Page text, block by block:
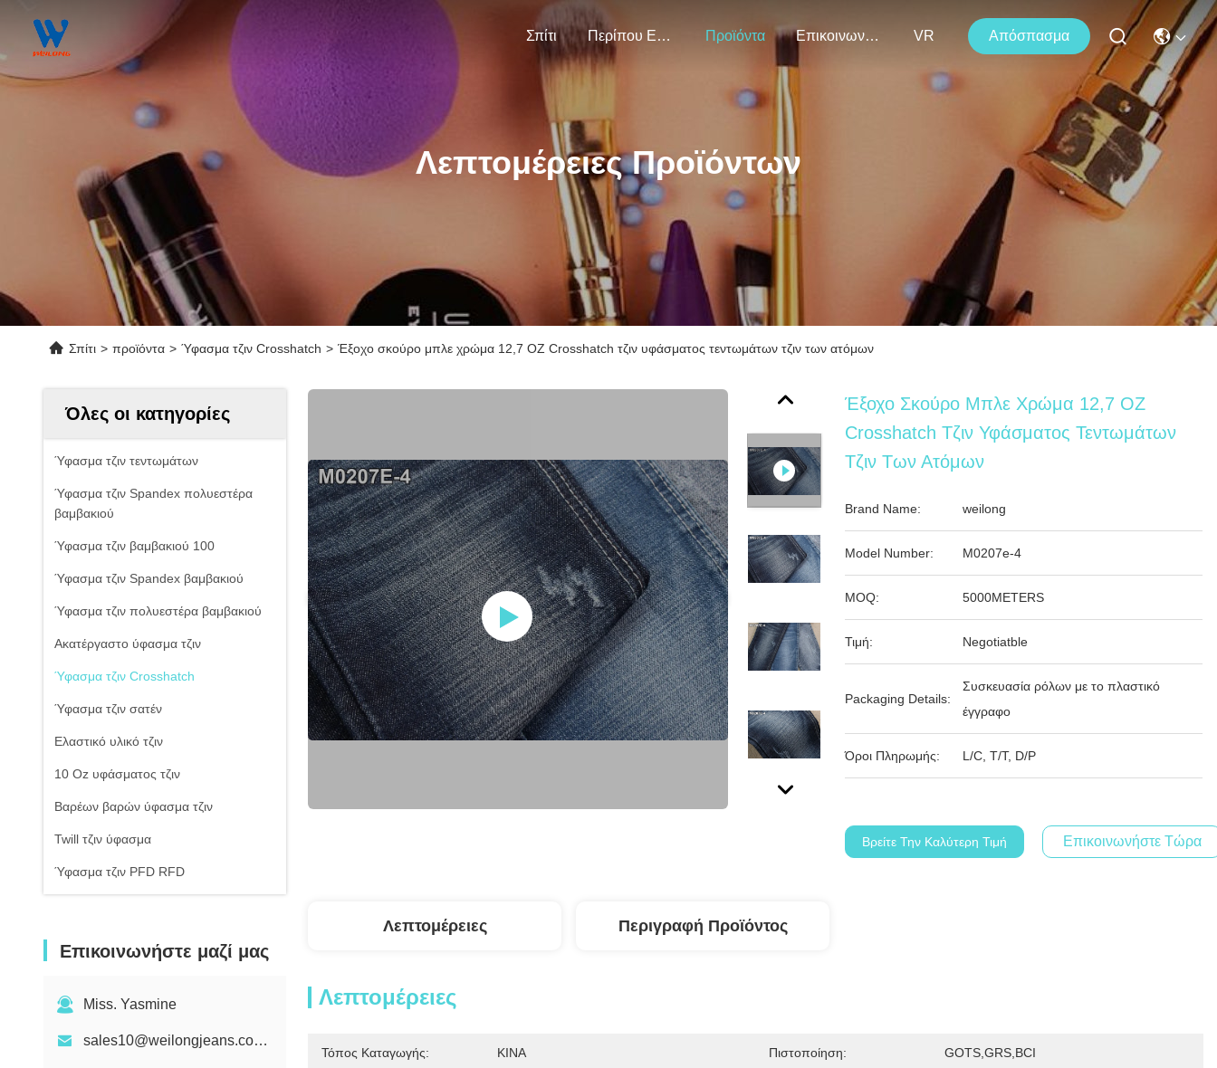
Σπίτι Περίπου Εμείς Προϊόντα Επικοινωνήστε Μαζί Μας VR Απόσπασμα
Λεπτομέρειες Προϊόντων
Σπίτι > προϊόντα > Ύφασμα τζιν Crosshatch > Έξοχο σκούρο μπλε χρώμα 12,7 OZ Crosshatch τζιν υφάσματος τεντωμάτων τζιν των ατόμων
Όλες οι κατηγορίες
Ύφασμα τζιν τεντωμάτων
Ύφασμα τζιν Spandex πολυεστέρα
βαμβακιού
Ύφασμα τζιν βαμβακιού 100
Ύφασμα τζιν Spandex βαμβακιού
Ύφασμα τζιν πολυεστέρα βαμβακιού
Ακατέργαστο ύφασμα τζιν
Ύφασμα τζιν Crosshatch
Ύφασμα τζιν σατέν
Ελαστικό υλικό τζιν
10 Oz υφάσματος τζιν
Βαρέων βαρών ύφασμα τζιν
Twill τζιν ύφασμα
Ύφασμα τζιν PFD RFD
Επικοινωνήστε μαζί μας
Miss. Yasmine
sales10@weilongjeans.com.cn
Έξοχο Σκούρο Μπλε Χρώμα 12,7 OZ
Crosshatch Τζιν Υφάσματος Τεντωμάτων
Τζιν Των Ατόμων
Brand Name: weilong
Model Number: M0207e-4
MOQ: 5000METERS
Τιμή: Negotiatble
Packaging Details:
Συσκευασία ρόλων με το πλαστικό
έγγραφο
Όροι Πληρωμής: L/C, T/T, D/P
Βρείτε Την Καλύτερη Τιμή Επικοινωνήστε Τώρα
Λεπτομέρειες Περιγραφή Προϊόντος
Λεπτομέρειες
Τόπος Καταγωγής: ΚΙΝΑ Πιστοποίηση: GOTS,GRS,BCI